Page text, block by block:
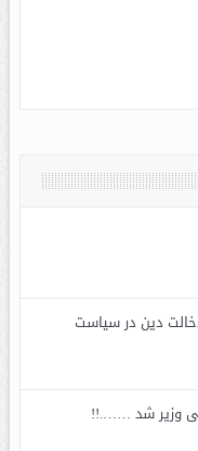
دین در سیاست
وزیر شد …….!!